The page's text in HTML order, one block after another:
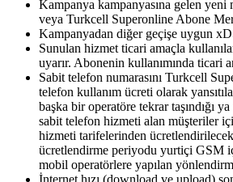
Kampanya kampanyasına gelen
veya Turkcell Superonline Abone
Kampanyadan diğer geçişe uygun
Sunulan hizmet ticari amaçla
uyarır. Abonenin kullanımında ticari
Sabit telefon numarasını Turkcell
telefon kullanım ücreti olarak
başka bir operatöre tekrar taşındığı
sabit telefon hizmeti alan müşteriler
hizmeti tarifelerinden
ücretlendirme periyodu yurtiçi GSM
mobil operatörlere yapılan
İnternet hızı (download ve upload)